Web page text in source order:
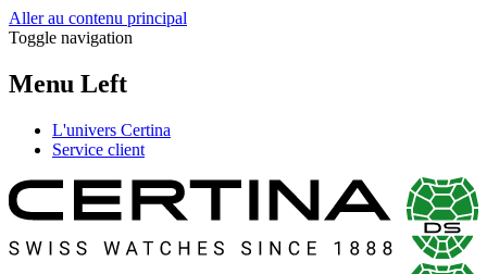
Aller au contenu principal
Toggle navigation
Menu Left
L'univers Certina
Service client